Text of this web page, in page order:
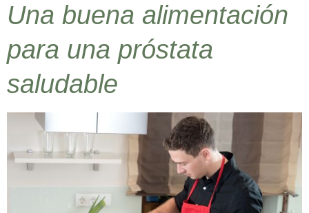
Una buena alimentación
para una próstata
saludable